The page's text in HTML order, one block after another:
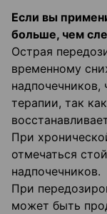
Если вы
больше, чем
Острая
временному
надпочечников,
терапии, так
При
отмечаться
надпочечников.
При
может быть